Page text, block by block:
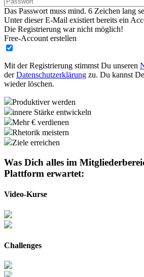
Das Passwort muss mind. 6 Zeichen lang
Unter dieser E-Mail existiert bereits ein
Die Registrierung war nicht möglich!
Free-Account erstellen
Mit der Registrierung stimmst Du unseren
derDatenschutzerklärung zu. Du kannst
wieder löschen.
Produktiver werden
innere Stärke entwickeln
Mehr € verdienen
Rhetorik meistern
Ziele erreichen
Was Dich alles im
Plattform erwartet:
Video-Kurse
Challenges